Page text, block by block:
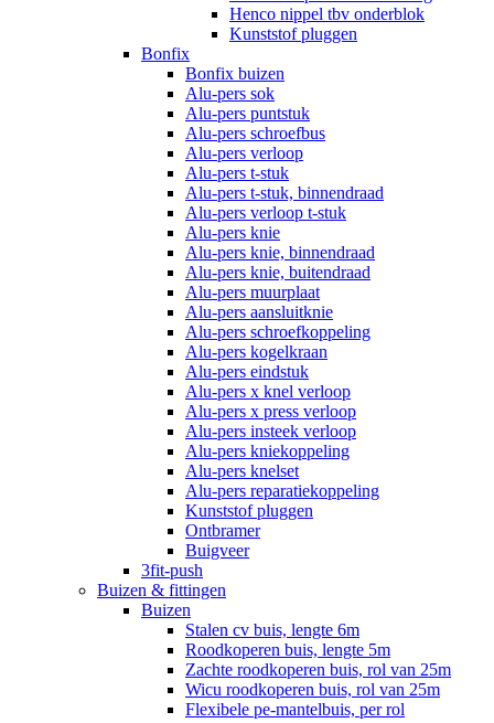
Henco nippel tbv onderblok
Kunststof pluggen
Bonfix
Bonfix buizen
Alu-pers sok
Alu-pers puntstuk
Alu-pers schroefbus
Alu-pers verloop
Alu-pers t-stuk
Alu-pers t-stuk, binnendraad
Alu-pers verloop t-stuk
Alu-pers knie
Alu-pers knie, binnendraad
Alu-pers knie, buitendraad
Alu-pers muurplaat
Alu-pers aansluitknie
Alu-pers schroefkoppeling
Alu-pers kogelkraan
Alu-pers eindstuk
Alu-pers x knel verloop
Alu-pers x press verloop
Alu-pers insteek verloop
Alu-pers kniekoppeling
Alu-pers knelset
Alu-pers reparatiekoppeling
Kunststof pluggen
Ontbramer
Buigveer
3fit-push
Buizen & fittingen
Buizen
Stalen cv buis, lengte 6m
Roodkoperen buis, lengte 5m
Zachte roodkoperen buis, rol van 25m
Wicu roodkoperen buis, rol van 25m
Flexibele pe-mantelbuis, per rol